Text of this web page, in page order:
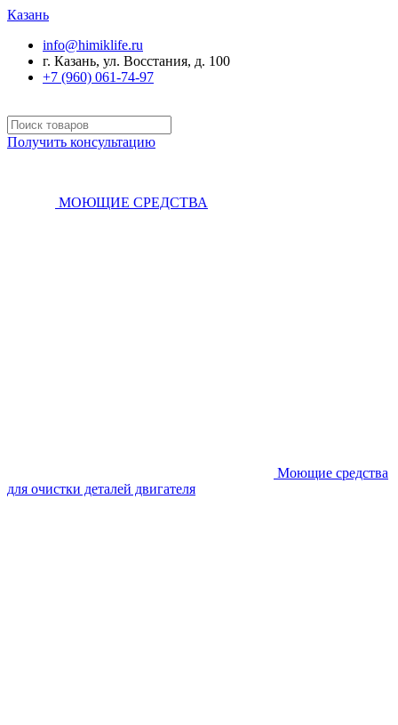
Казань
info@himiklife.ru
г. Казань, ул. Восстания, д. 100
+7 (960) 061-74-97
Получить консультацию
МОЮЩИЕ СРЕДСТВА
Моющие средства
для очистки деталей двигателя